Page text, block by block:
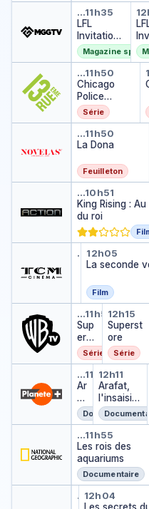
LFL
…11h35
LFL
Invitationa
l Magazine
Chicago
…11h50
Chicago
Police
Department
Série
La Dona
…11h50
La Dona
Feuilleton
King
…10h51
King Rising : Au
du roi
L'accident
…
10h30
L'accident
La
12h05
La seconde
Film
…11h50
Sup
erst
oreSérie
12h15
Superst
ore
Série
Arafat,
…11h44
Ar
af
at
,
n
s
ai
si
ss
Documentaire
12h11
Arafat,
l'insaisis
sable
Les rois
…11h55
Les rois des
aquariums
Documentaire
Les
…11h06
Les secrets
Les
12h04